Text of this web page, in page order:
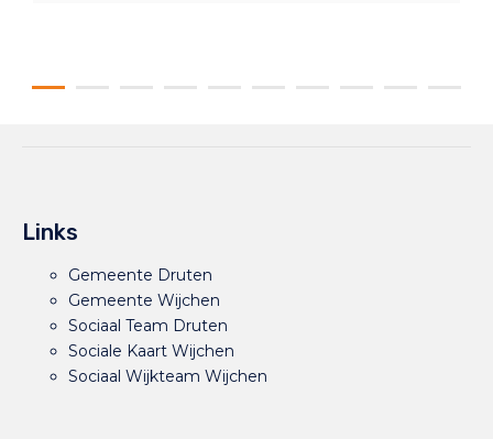
Links
Gemeente Druten
Gemeente Wijchen
Sociaal Team Druten
Sociale Kaart Wijchen
Sociaal Wijkteam Wijchen